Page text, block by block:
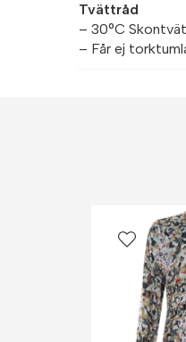
Tvättråd
– 30°C
– Får ej